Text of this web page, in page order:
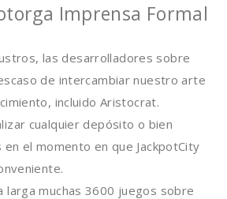
Imprensa Formal
las desarrolladores sobre
de intercambiar nuestro arte
incluido Aristocrat.
cualquier depósito o bien
en el momento en que JackpotCity
larga muchas 3600 juegos sobre